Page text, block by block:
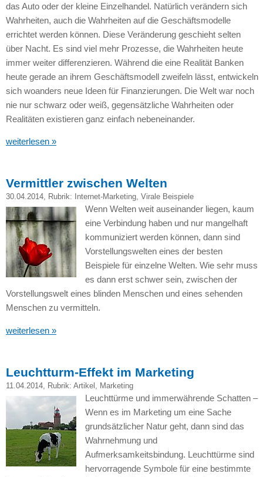
das Auto oder der kleine Einzelhandel. Natürlich verändern sich
Wahrheiten, auch die Wahrheiten auf die Geschäftsmodelle
errichtet werden können. Diese Veränderung geschieht selten
über Nacht. Es sind viel mehr Prozesse, die Wahrheiten heute
immer weiter differenzieren. Während die eine Realität Banken
heute gerade an ihrem Geschäftsmodell zweifeln lässt, entwickeln
sich woanders neue Ideen für Finanzierungen. Die Welt war noch
nie nur schwarz oder weiß, gegensätzliche Wahrheiten oder
Realitäten existieren ganz einfach nebeneinander.
weiterlesen »
Vermittler zwischen Welten
30.04.2014, Rubrik: Internet-Marketing, Virale Beispiele
Wenn Welten weit auseinander liegen, kaum
eine Verbindung haben und nur mangelhaft
kommuniziert werden können, dann sind
Vorstellungswelten eines der besten
Beispiele für einzelne Welten. Wie sehr muss
es dann erst schwer sein, zwischen der
Vorstellungswelt eines blinden Menschen und eines sehenden
Menschen zu vermitteln.
weiterlesen »
Leuchtturm-Effekt im Marketing
11.04.2014, Rubrik: Artikel , Marketing
Leuchttürme und immerwährende Schatten –
Wenn es im Marketing um eine Sache
grundsätzlicher Natur geht, dann sind das
Wahrnehmung und
Aufmerksamkeitsbindung. Leuchttürme sind
hervorragende Symbole für eine bestimmte